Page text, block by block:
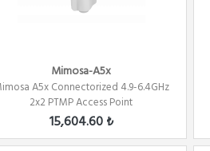
Mimosa-A5x
A5x Connectorized 4.9-6.4GHz
2x2 PTMP Access Point
15,604.60 ₺